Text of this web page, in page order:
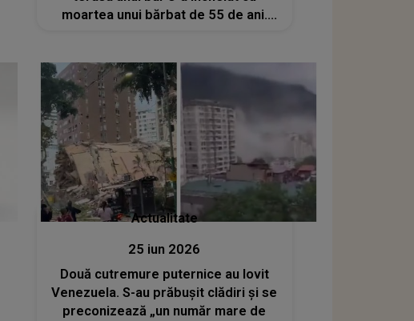
moartea unui bărbat de 55 de ani.
Actualitate
25 iun 2026
Două cutremure puternice au lovit
Venezuela. S-au prăbuşit clădiri şi se
preconizează „un număr mare de